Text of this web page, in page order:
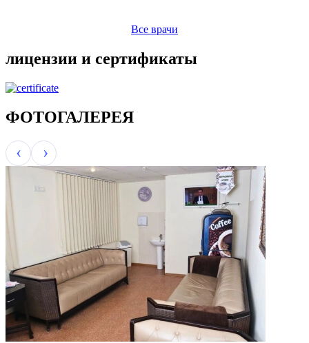
Все врачи
лицензии и сертификаты
ФОТОГАЛЕРЕЯ